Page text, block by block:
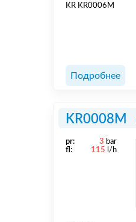
KR KR0006M
Подробнее
KR0008M
pr: 3 bar
fl:
115 l/h